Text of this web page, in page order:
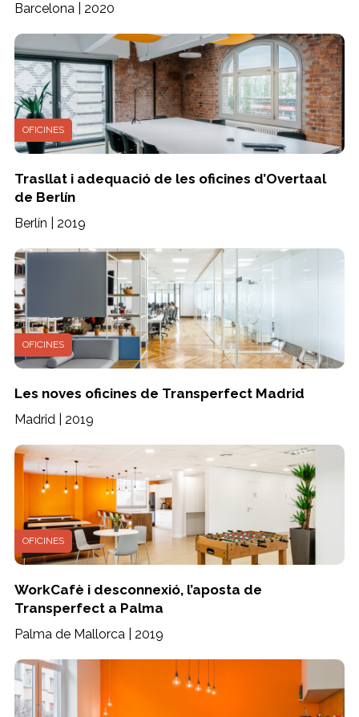
Barcelona | 2020
OFICINES
Trasllat i adequació de les oficines d’Overtaal
de Berlín
Berlín | 2019
OFICINES
Les noves oficines de Transperfect Madrid
Madrid | 2019
OFICINES
WorkCafè i desconnexió, l’aposta de
Transperfect a Palma
Palma de Mallorca | 2019